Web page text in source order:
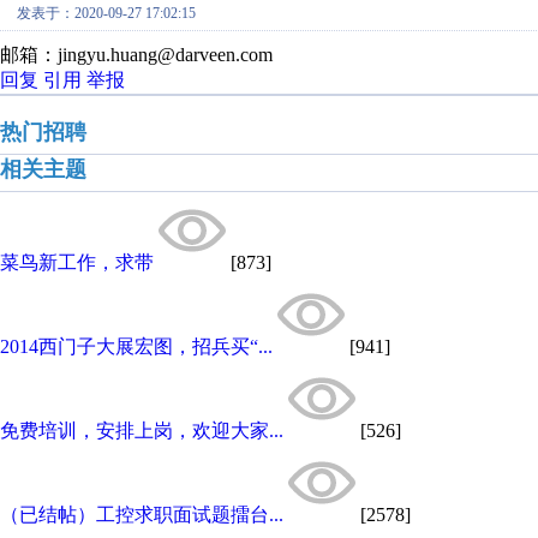
发表于：2020-09-27 17:02:15
邮箱：jingyu.huang@darveen.com
回复 引用 举报
热门招聘
相关主题
菜鸟新工作，求带 [873]
2014西门子大展宏图，招兵买“... [941]
免费培训，安排上岗，欢迎大家... [526]
（已结帖）工控求职面试题擂台... [2578]